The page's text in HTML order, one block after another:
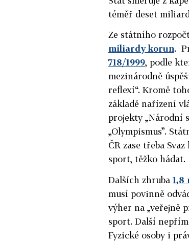
téměř deset
Ze státního
miliardy korun.
718/1999, podle
mezinárodně
reflexí“. Kromě
základě nařízení
projekty „Národní
„Olympismus”.
ČR zase třeba
sport, těžko hádat.
Dalších zhruba 1,8
musí povinně
výher na „veřejně
sport. Další
Fyzické osoby i